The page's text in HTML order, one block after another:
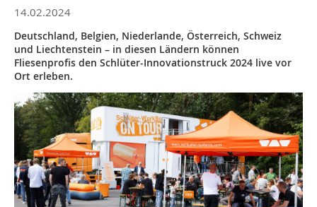
14.02.2024
Deutschland, Belgien, Niederlande, Österreich, Schweiz
und Liechtenstein – in diesen Ländern können
Fliesenprofis den Schlüter-Innovationstruck 2024 live vor
Ort erleben.